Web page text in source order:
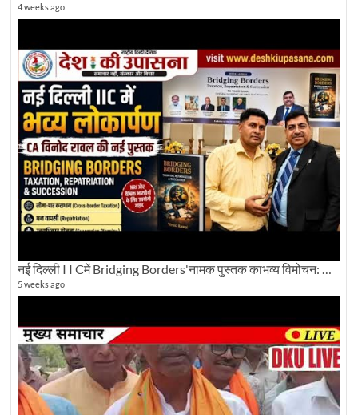
4 weeks ago
नई दिल्ली I I Cमें Bridging Borders'नामक पुस्तक काभव्य विमोचन: Dku ब्यूरो चीफ की ग्राउंड रिपोर्टिंग
5 weeks ago